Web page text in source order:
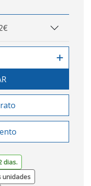
dias.
unidades